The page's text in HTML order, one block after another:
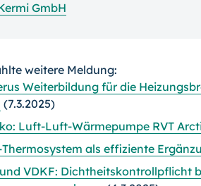
GmbH
weitere Meldung:
Weiterbildung für die
(7.3.2025)
Luft-Luft-Wärmepumpe RVT
Thermosystem als effiziente
VDKF: Dichtheitskontrollpflicht